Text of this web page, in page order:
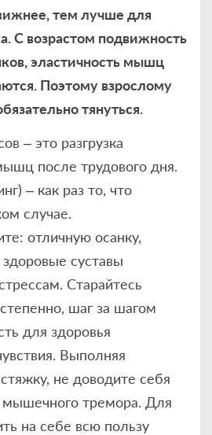
тем лучше для
С возрастом подвижность
эластичность мышц
Поэтому взрослому
тянуться.
– это разгрузка
после трудового дня.
– как раз то, что
случае.
отличную осанку,
суставы
Старайтесь
шаг за шагом
для здоровья
Выполняя
не доводите себя
тремора. Для
на себе всю пользу